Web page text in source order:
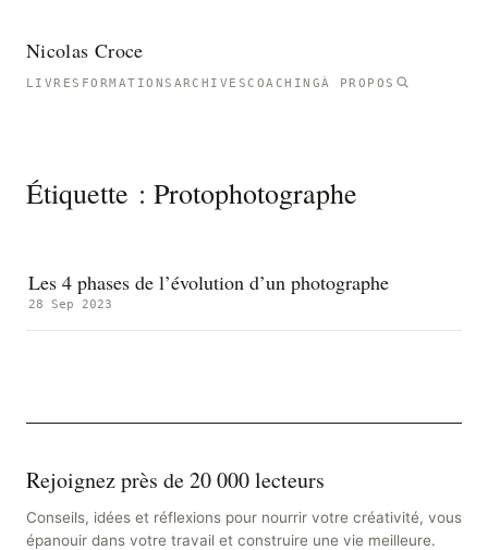
Nicolas Croce
LIVRES FORMATIONS ARCHIVESCOACHINGÀ PROPOS
Étiquette : Protophotographe
Les 4 phases de l’évolution d’un photographe
28 Sep 2023
Rejoignez près de 20 000 lecteurs
Conseils, idées et réflexions pour nourrir votre créativité, vous
épanouir dans votre travail et construire une vie meilleure.